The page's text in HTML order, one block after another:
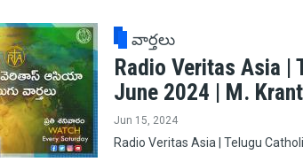
వార్తలు
Radio Veritas Asia |
June 2024 | M.
Jun 15, 2024
Radio Veritas Asia | Telugu